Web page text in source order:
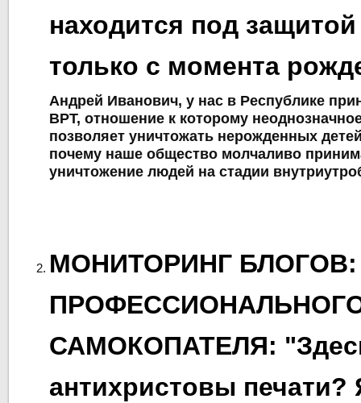
находится под защитой
только с момента
Андрей Иванович, у нас в Республике
ВРТ, отношение к которому
позволяет уничтожать нерожденных
почему наше общество молчаливо
уничтожение людей на стадии
МОНИТОРИНГ
САМОКОПАТЕЛЯ:
антихристовы печати?